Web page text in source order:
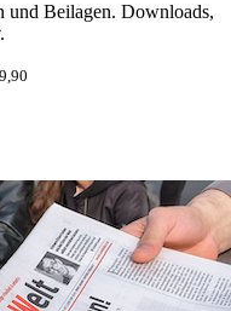
und Beilagen. Downloads,